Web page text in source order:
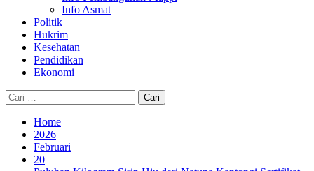
Info Asmat
Politik
Hukrim
Kesehatan
Pendidikan
Ekonomi
Cari
untuk:
Home
2026
Februari
20